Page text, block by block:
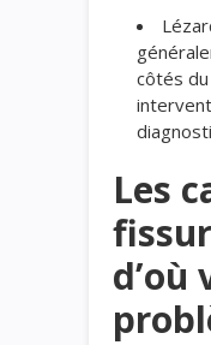
côtés
Les
d’où